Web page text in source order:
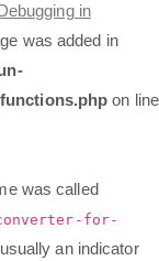
in
was added in
on line
was called
for-
an indicator